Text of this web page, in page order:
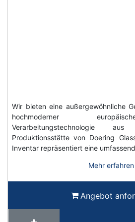
Wir bieten eine außergewöhnliche
hochmoderner
Verarbeitungstechnologie
Produktionsstätte von Doering
Inventar repräsentiert eine
Mehr erfahren
Angebot